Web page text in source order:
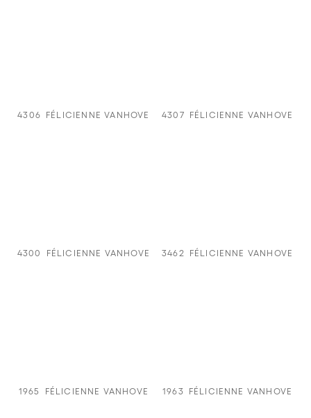
4306 FÉLICIENNE VANHOVE 4307 FÉLICIENNE VANHOVE
4300 FÉLICIENNE VANHOVE 3462 FÉLICIENNE VANHOVE
1965 FÉLICIENNE VANHOVE 1963 FÉLICIENNE VANHOVE